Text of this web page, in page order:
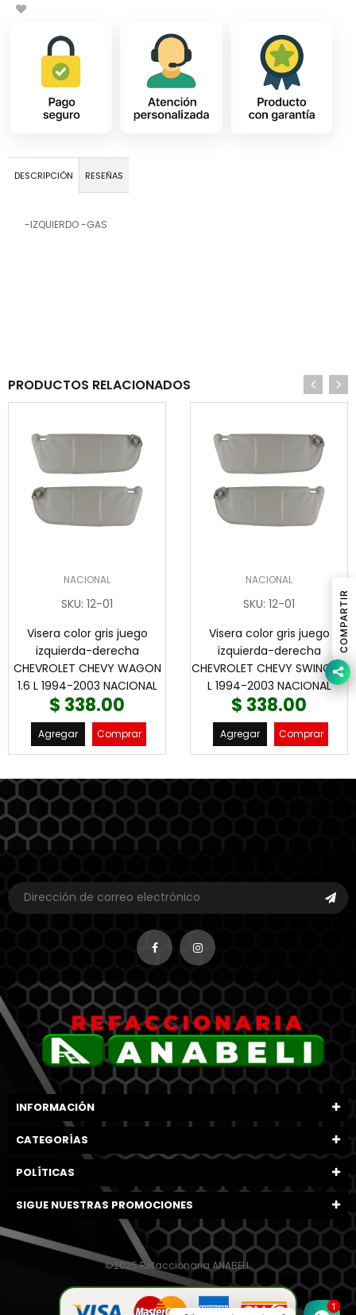
DESCRIPCIÓN RESEÑAS
-IZQUIERDO -GAS
PRODUCTOS RELACIONADOS
NACIONAL
SKU: 12-01
Visera color gris juego
izquierda-derecha
CHEVROLET CHEVY WAGON
1.6 L 1994-2003 NACIONAL
$ 338.00
Agregar Comprar
NACIONAL
SKU: 12-01
Visera color gris juego
izquierda-derecha
CHEVROLET CHEVY SWING 1.6
L 1994-2003 NACIONAL
$ 338.00
Agregar Comprar
INFORMACIÓN
CATEGORÍAS
POLÍTICAS
SIGUE NUESTRAS PROMOCIONES
©2025 Refaccionaria ANABELI.
1
COMPARTIR